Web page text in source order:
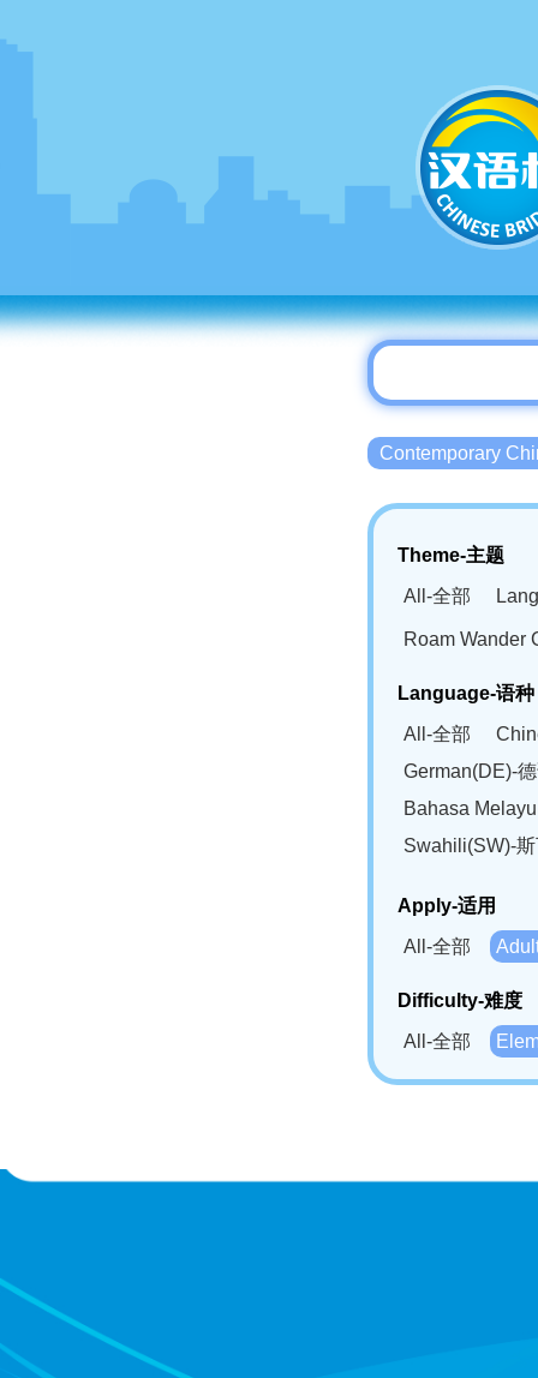
Contemporary
Theme-主题
All-全部
Roam Wander
Language-语种
All-全部
German(DE)-
Bahasa
Swahili(SW)-
Apply-适用
All-全部
Difficulty-难度
All-全部